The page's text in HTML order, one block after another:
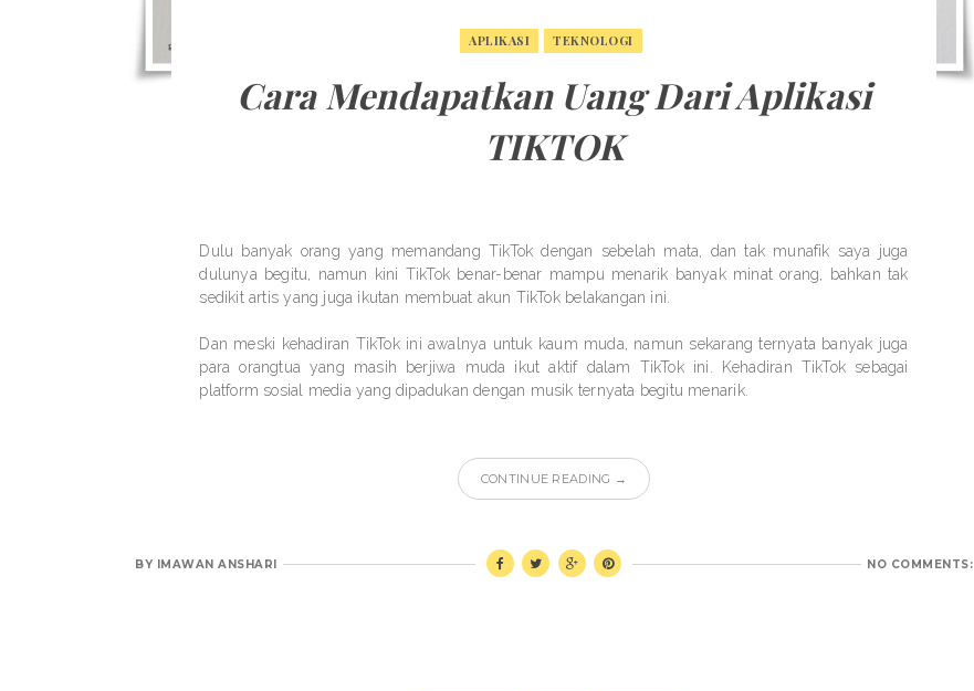
APLIKASI TEKNOLOGI
Cara Mendapatkan Uang Dari Aplikasi
TIKTOK
Dulu banyak orang yang memandang TikTok dengan sebelah mata, dan tak munafik saya juga
dulunya begitu, namun kini TikTok benar-benar mampu menarik banyak minat orang, bahkan tak
sedikit artis yang juga ikutan membuat akun TikTok belakangan ini.
Dan meski kehadiran TikTok ini awalnya untuk kaum muda, namun sekarang ternyata banyak juga
para orangtua yang masih berjiwa muda ikut aktif dalam TikTok ini. Kehadiran TikTok sebagai
platform sosial media yang dipadukan dengan musik ternyata begitu menarik.
CONTINUE READING →
NO COMMENTS:
BY IMAWAN ANSHARI